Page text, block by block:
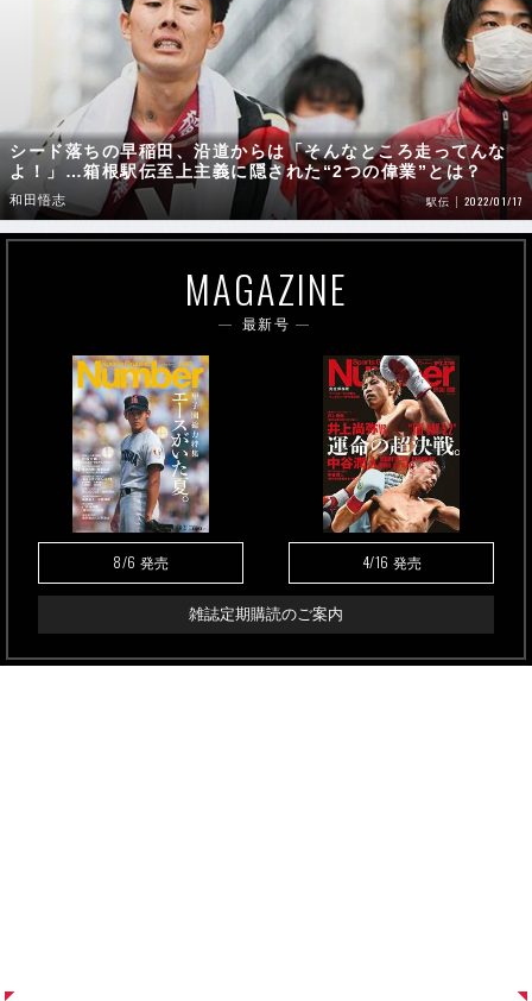
シード落ちの早稲田、沿道からは「そんなところ走ってんな
よ！」…箱根駅伝至上主義に隠された“2つの偉業”とは？
和田悟志 駅伝 2022/01/17
MAGAZINE
最新号
8/6 発売 4/16 発売
雑誌定期購読のご案内